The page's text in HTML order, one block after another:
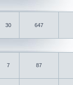
30 647
7 87